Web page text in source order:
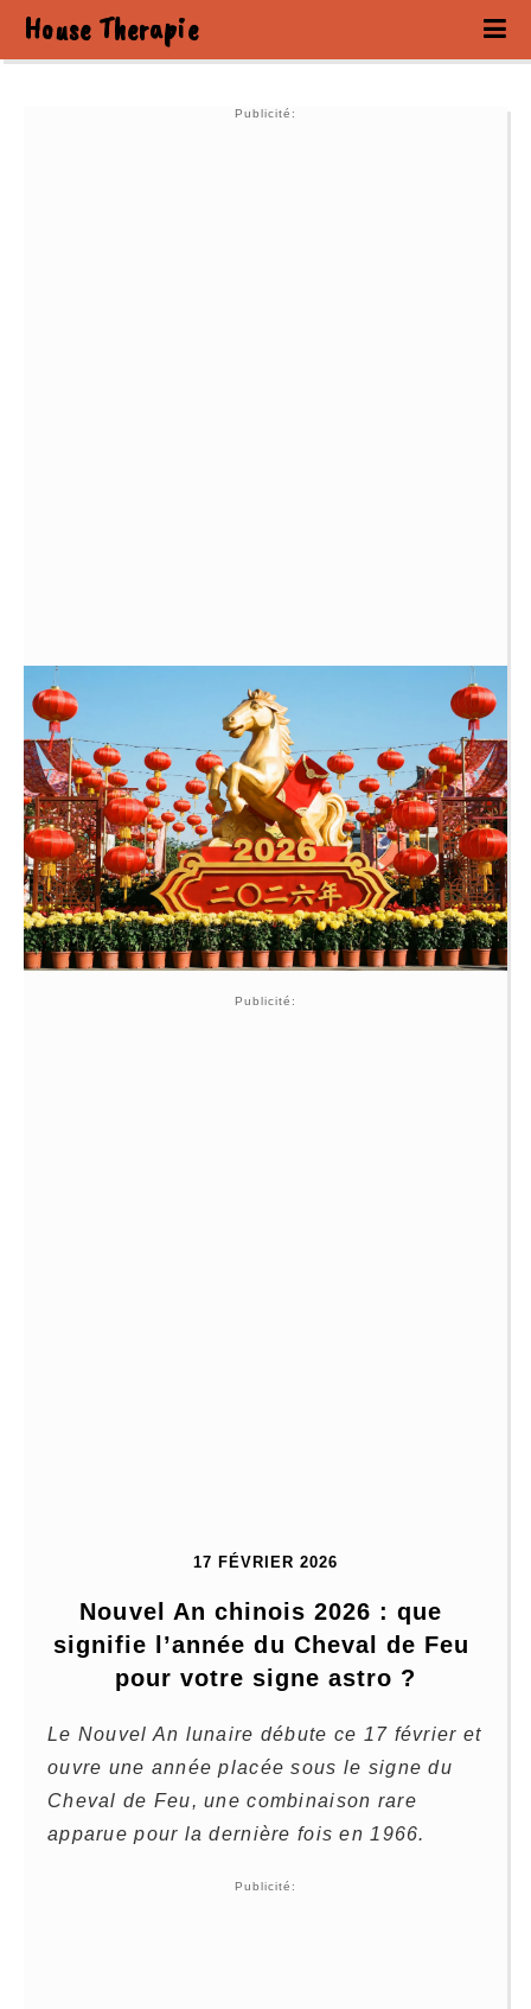
House Therapie
Publicité:
Publicité:
17 FÉVRIER 2026
Nouvel An chinois 2026 : que
signifie l’année du Cheval de Feu
pour votre signe astro ?
Le Nouvel An lunaire débute ce 17 février et
ouvre une année placée sous le signe du
Cheval de Feu, une combinaison rare
apparue pour la dernière fois en 1966.
Publicité: